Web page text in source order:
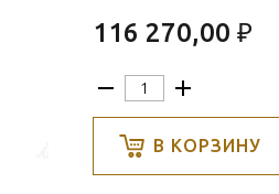
116 270,00 ₽
В КОРЗИНУ